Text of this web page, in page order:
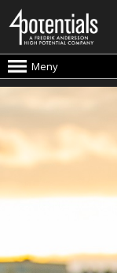
Meny